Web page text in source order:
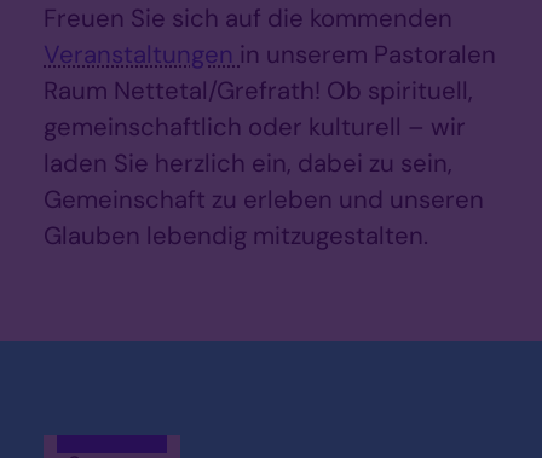
Freuen Sie sich auf die kommenden
Veranstaltungen in unserem Pastoralen
Raum Nettetal/Grefrath! Ob spirituell,
gemeinschaftlich oder kulturell – wir
laden Sie herzlich ein, dabei zu sein,
Gemeinschaft zu erleben und unseren
Glauben lebendig mitzugestalten.